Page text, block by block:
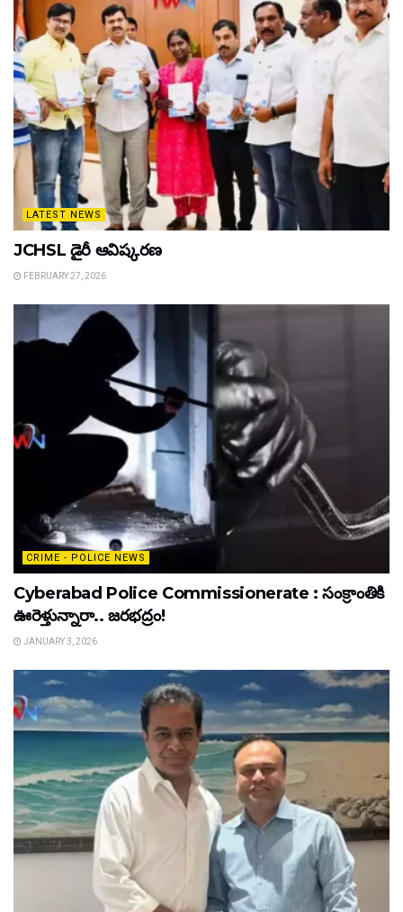
LATEST NEWS
JCHSL డైరీ ఆవిష్కరణ
FEBRUARY 27, 2026
CRIME - POLICE NEWS
Cyberabad Police Commissionerate : సంక్రాంతికి
ఊరెళ్తున్నారా.. జరభద్రం!
JANUARY 3, 2026